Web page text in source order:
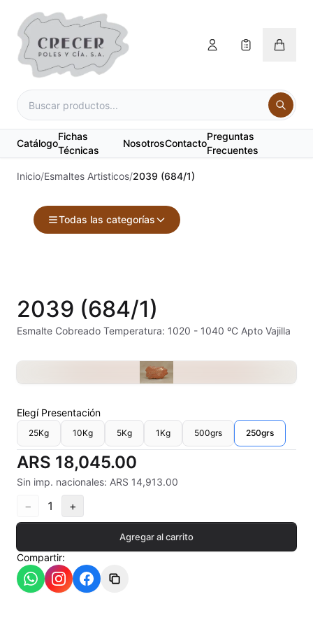
Catálogo
Fichas
Técnicas
NosotrosContacto
Preguntas
Frecuentes
Inicio/Esmaltes Artisticos/2039 (684/1)
Todas las categorías
Alambre Kanthal
Bizcochos cerámicos
Conos pirometricos Orton
Contramoldes
Crayones cerámicos
Engobes
2039 (684/1)
Esmalte Cobreado Temperatura: 1020 - 1040 ºC Apto Vajilla
Elegí Presentación
25Kg 10Kg 5Kg 1Kg 500grs 250grs
ARS 18,045.00
Sin imp. nacionales: ARS 14,913.00
− 1 +
Agregar al carrito
Compartir: